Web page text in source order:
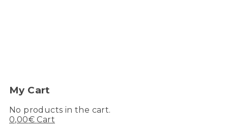
My Cart
No products in the cart.
0,00€ Cart